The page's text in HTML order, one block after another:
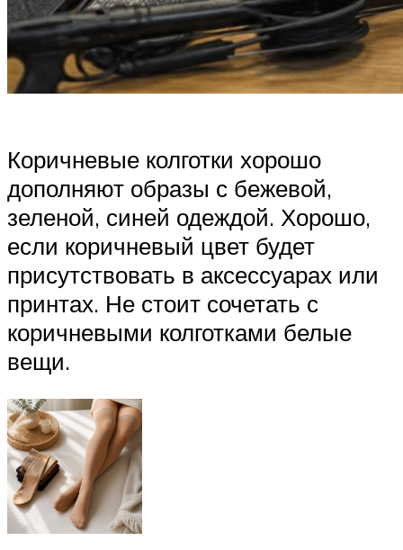
Коричневые колготки хорошо
дополняют образы с бежевой,
зеленой, синей одеждой. Хорошо,
если коричневый цвет будет
присутствовать в аксессуарах или
принтах. Не стоит сочетать с
коричневыми колготками белые
вещи.